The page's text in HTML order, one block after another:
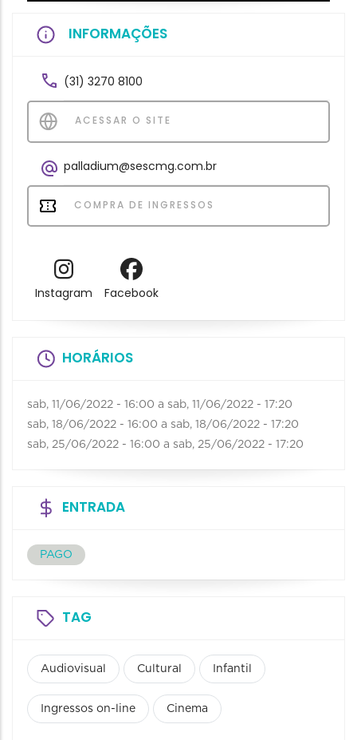
INFORMAÇÕES
(31) 3270 8100
ACESSAR O SITE
palladium@sescmg.com.br
COMPRA DE INGRESSOS
Instagram Facebook
HORÁRIOS
sab, 11/06/2022 - 16:00 a sab, 11/06/2022 - 17:20
sab, 18/06/2022 - 16:00 a sab, 18/06/2022 - 17:20
sab, 25/06/2022 - 16:00 a sab, 25/06/2022 - 17:20
ENTRADA
PAGO
TAG
Audiovisual Cultural Infantil
Ingressos on-line Cinema